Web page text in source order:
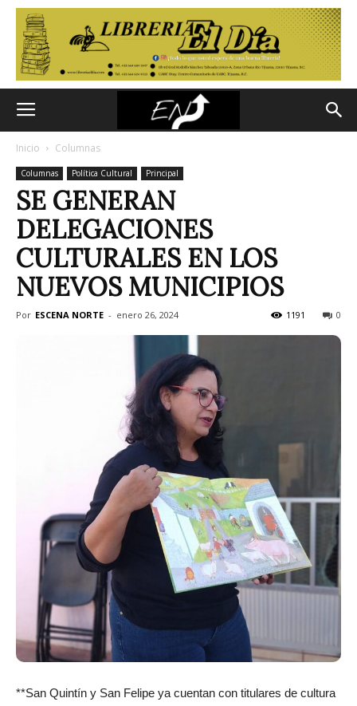
Inicio Columnas
Columnas Política Cultural Principal
SE GENERAN
DELEGACIONES
CULTURALES EN LOS
NUEVOS MUNICIPIOS
Por ESCENA NORTE - enero 26, 2024 0
1191
**San Quintín y San Felipe ya cuentan con titulares de cultura